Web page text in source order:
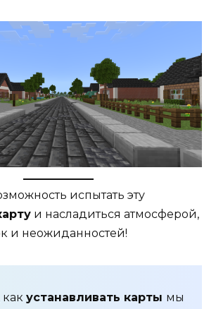
испытать эту
и насладиться атмосферой,
и неожиданностей!
устанавливать карты мы